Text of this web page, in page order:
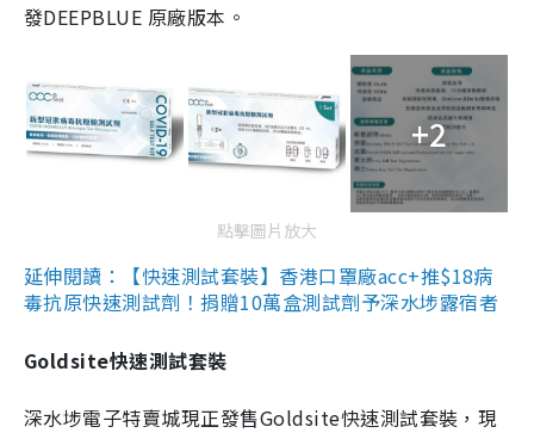
發DEEPBLUE 原廠版本。
+2
點擊圖片放大
延伸閱讀：【快速測試套裝】香港口罩廠acc+推$18病
毒抗原快速測試劑！捐贈10萬盒測試劑予深水埗露宿者
Goldsite快速測試套裝
深水埗電子特賣城現正發售Goldsite快速測試套裝，現